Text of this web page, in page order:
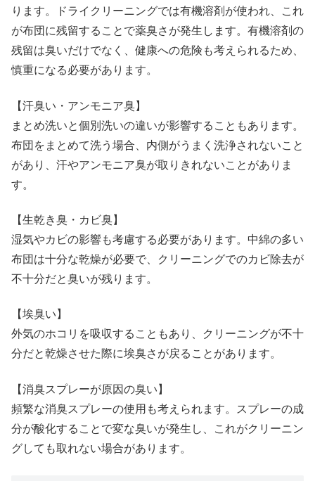
ります。ドライクリーニングでは有機溶剤が使われ、これ
が布団に残留することで薬臭さが発生します。有機溶剤の
残留は臭いだけでなく、健康への危険も考えられるため、
慎重になる必要があります。
【汗臭い・アンモニア臭】
まとめ洗いと個別洗いの違いが影響することもあります。
布団をまとめて洗う場合、内側がうまく洗浄されないこと
があり、汗やアンモニア臭が取りきれないことがありま
す。
【生乾き臭・カビ臭】
湿気やカビの影響も考慮する必要があります。中綿の多い
布団は十分な乾燥が必要で、クリーニングでのカビ除去が
不十分だと臭いが残ります。
【埃臭い】
外気のホコリを吸収することもあり、クリーニングが不十
分だと乾燥させた際に埃臭さが戻ることがあります。
【消臭スプレーが原因の臭い】
頻繁な消臭スプレーの使用も考えられます。スプレーの成
分が酸化することで変な臭いが発生し、これがクリーニン
グしても取れない場合があります。